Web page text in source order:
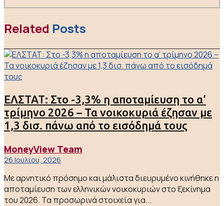
Related Posts
ΕΛΣΤΑΤ: Στο -3,3% η αποταμίευση το α’
τρίμηνο 2026 – Τα νοικοκυριά έζησαν με
1,3 δισ. πάνω από το εισόδημά τους
MoneyView Team
26 Ιουλίου, 2026
Με αρνητικό πρόσημο και μάλιστα διευρυμένο κινήθηκε η
αποταμίευση των ελληνικών νοικοκυριών στο ξεκίνημα
του 2026. Τα προσωρινά στοιχεία για...